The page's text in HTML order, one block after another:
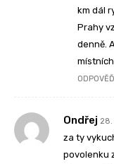
km dál
Prahy
denně.
ODPOVĚĎ
Ondřej 28.
za ty
povolenku